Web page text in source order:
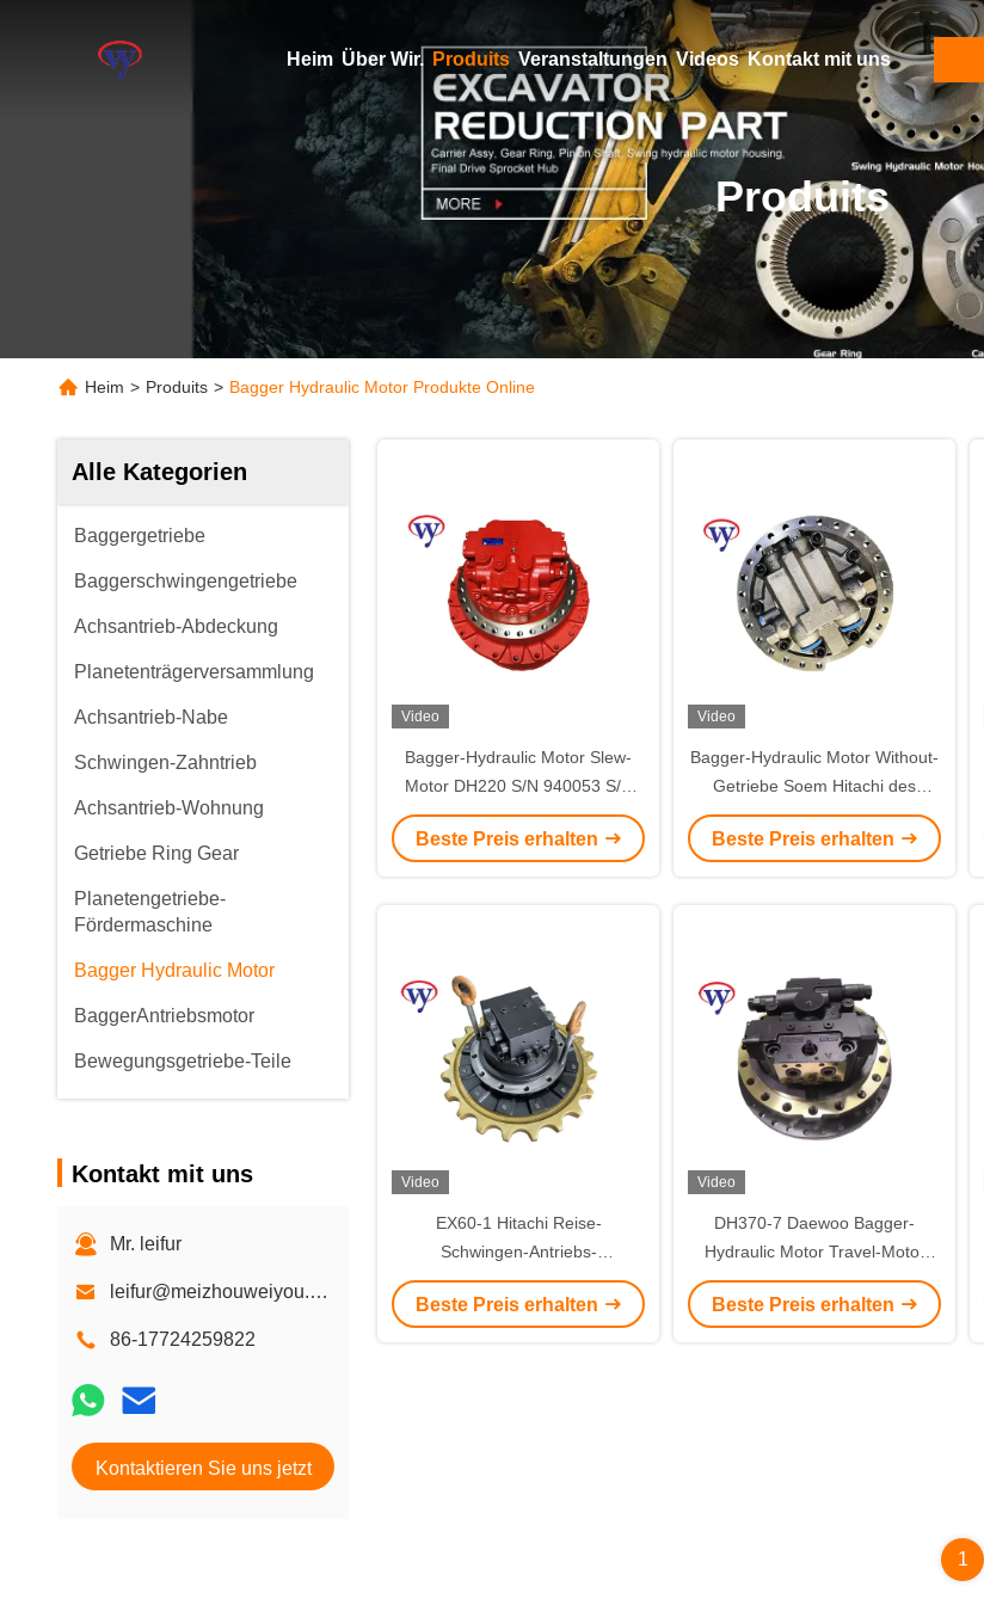
Heim Über Wir. Produits Veranstaltungen Videos Kontakt mit uns
Produits
Heim > Produits > Bagger Hydraulic Motor Produkte Online
Alle Kategorien
Baggergetriebe
Baggerschwingengetriebe
Achsantrieb-Abdeckung
Planetenträgerversammlung
Achsantrieb-Nabe
Schwingen-Zahntrieb
Achsantrieb-Wohnung
Getriebe Ring Gear
Planetengetriebe-
Fördermaschine
Bagger Hydraulic Motor
BaggerAntriebsmotor
Bewegungsgetriebe-Teile
Kontakt mit uns
Mr. leifur
leifur@meizhouweiyou.com
86-17724259822
Kontaktieren Sie uns jetzt
Video
Bagger-Hydraulic Motor Slew-
Motor DH220 S/N 940053 S/N
160008 SY215 EC210 R210
Beste Preis erhalten
Video
Bagger-Hydraulic Motor Without-
Getriebe Soem Hitachi des
Achsantrieb-ZX330-1
Beste Preis erhalten
Video
EX60-1 Hitachi Reise-
Schwingen-Antriebs-
Hydraulikmotor EX60 Bagger-
Hydraulic Motors EX75
Beste Preis erhalten
Video
DH370-7 Daewoo Bagger-
Hydraulic Motor Travel-Motor
ohne Getriebe ODM
Beste Preis erhalten
1